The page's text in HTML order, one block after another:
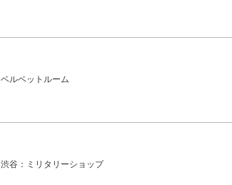
ベルベットルーム
渋谷：ミリタリーショップ